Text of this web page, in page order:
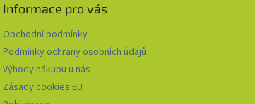
Informace pro vás
Obchodní podmínky
Podmínky ochrany osobních údajů
Výhody nákupu u nás
Zásady cookies EU